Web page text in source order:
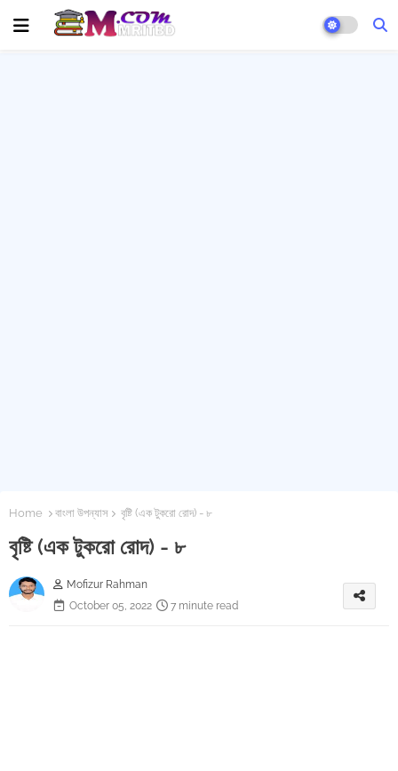
Home বাংলা উপন্যাস বৃষ্টি (এক টুকরো রোদ) - ৮
বৃষ্টি (এক টুকরো রোদ) - ৮
Mofizur Rahman
October 05, 2022
7 minute read